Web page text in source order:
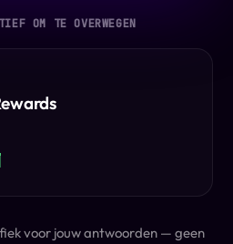
OM TE OVERWEGEN
voor jouw antwoorden — geen